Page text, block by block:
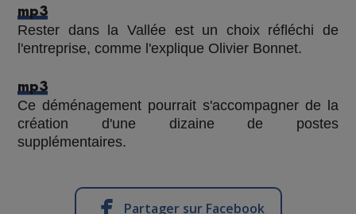
mp3
Rester dans la Vallée est un choix réfléchi de
l'entreprise, comme l'explique Olivier Bonnet.
mp3
Ce déménagement pourrait s'accompagner de la
création d'une dizaine de postes
supplémentaires.
Partager sur Facebook